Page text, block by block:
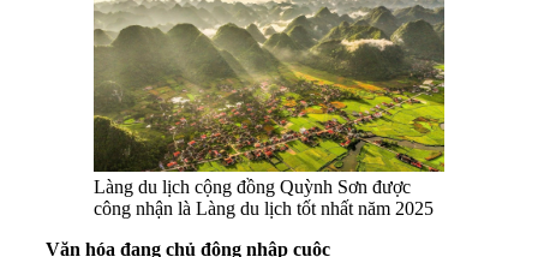
Làng du lịch cộng đồng Quỳnh Sơn được
công nhận là Làng du lịch tốt nhất năm 2025
Văn hóa đang chủ động nhập cuộc